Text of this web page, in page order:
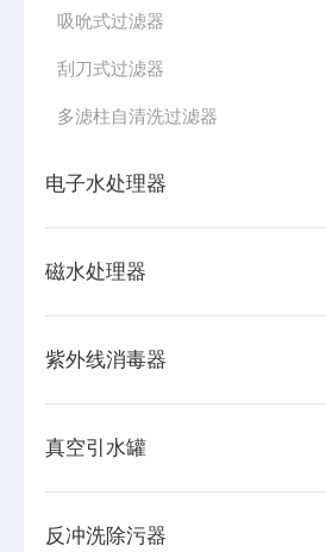
吸吮式过滤器
刮刀式过滤器
多滤柱自清洗过滤器
电子水处理器
磁水处理器
紫外线消毒器
真空引水罐
反冲洗除污器